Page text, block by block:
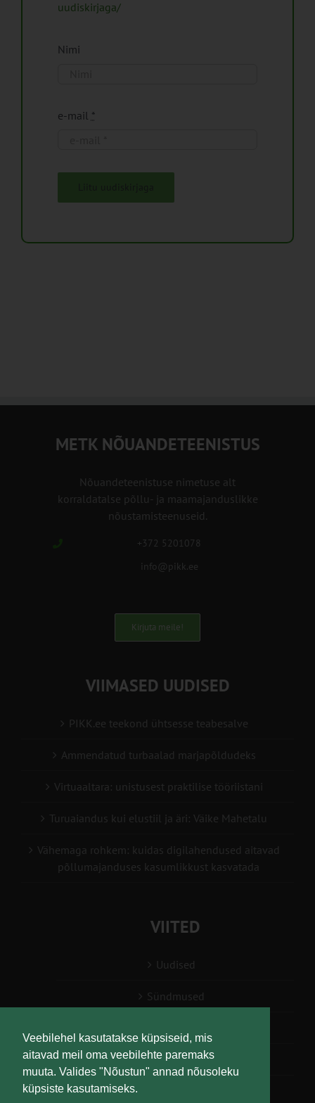
Veebilehel kasutatakse küpsiseid, mis
aitavad meil oma veebilehte paremaks
muuta. Valides "Nõustun" annad nõusoleku
küpsiste kasutamiseks.
uudiskirjaga/
Nimi
e-mail *
METK NÕUANDETEENISTUS
Nõuandeteenistuse nimetuse alt
korraldatalse põllu- ja maamajanduslikke
nõustamisteenuseid.
+372 5201078
info@pikk.ee
Kirjuta meile!
VIIMASED UUDISED
PIKK.ee teekond ühtsesse teabesalve
Ammendatud turbaalad marjapõldudeks
Virtuaaltara: unistusest praktilise tööriistani
Turuaiandus kui elustiil ja äri: Väike Mahetalu
Vähemaga rohkem: kuidas digilahendused aitavad
põllumajanduses kasumlikkust kasvatada
VIITED
Uudised
Sündmused
Teabesalv
Liitu uudiskirjaga